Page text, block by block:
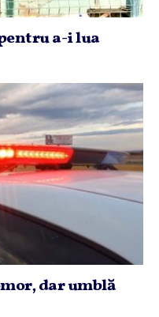
a-i lua
dar umblă